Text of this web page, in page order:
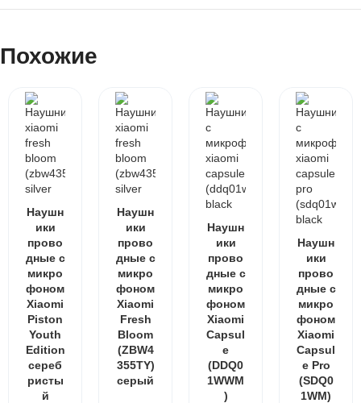
Похожие
Наушн
ики
прово
дные с
микро
фоном
Xiaomi
Piston
Youth
Edition
сереб
ристы
й
Наушн
ики
прово
дные с
микро
фоном
Xiaomi
Fresh
Bloom
(ZBW4
355TY)
серый
Наушн
ики
прово
дные с
микро
фоном
Xiaomi
Capsul
e
(DDQ0
1WWM
)
Наушн
ики
прово
дные с
микро
фоном
Xiaomi
Capsul
e Pro
(SDQ0
1WM)